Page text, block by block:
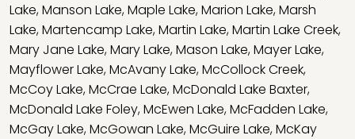
Lake,Manson Lake,Maple Lake,Marion Lake,Marsh
Lake,Martencamp Lake,Martin Lake,Martin Lake Creek,
Mary Jane Lake,Mary Lake,Mason Lake,Mayer Lake,
Mayflower Lake,McAvany Lake,McCollock Creek,
McCoy Lake,McCrae Lake,McDonald Lake Baxter,
McDonald Lake Foley,McEwen Lake,McFadden Lake,
McGay Lake,McGowan Lake,McGuire Lake,McKay